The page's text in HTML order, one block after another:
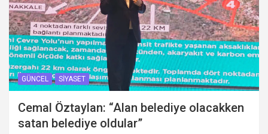
GÜNCEL SIYASET
Cemal Öztaylan: “Alan belediye olacakken
satan belediye oldular”